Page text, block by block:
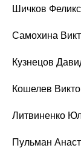
Шичков
Самохина
Кузнецов
Кошелев
Литвиненко
Пульман